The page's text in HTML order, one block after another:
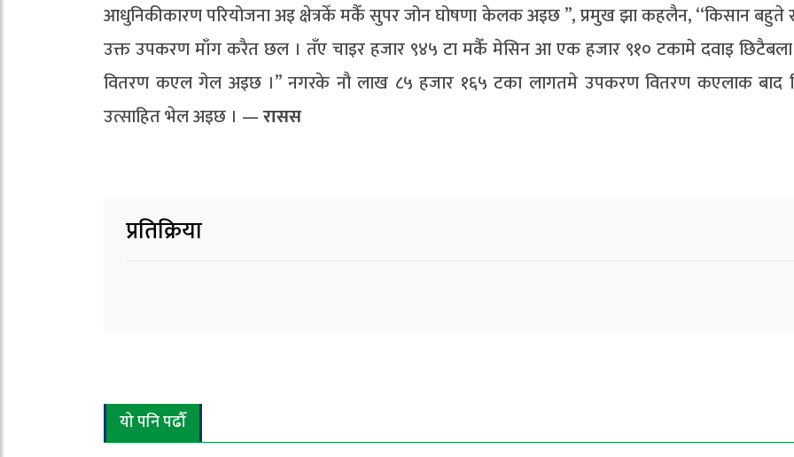
आधुनिकीकारण परियोजना अइ क्षेत्रकेँ मकैँ सुपर जोन घोषणा केलक अइछ ’’, प्रमुख झा कहलैन, ‘‘किसान
उक्त उपकरण माँग करैत छल । तँए चाइर हजार ९४५ टा मकैँ मेसिन आ एक हजार ९१० टकामे दवाइ
वितरण कएल गेल अइछ ।’’ नगरके नौ लाख ८५ हजार १६५ टका लागतमे उपकरण वितरण कएलाक बाद
उत्साहित भेल अइछ । —रासस
प्रतिक्रिया
यो पनि पढौँ